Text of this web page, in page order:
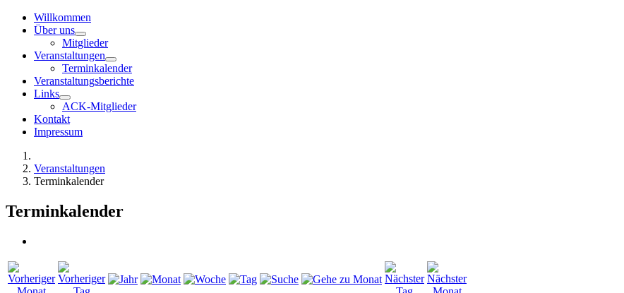
Willkommen
Über uns
Mitglieder
Veranstaltungen
Terminkalender
Veranstaltungsberichte
Links
ACK-Mitglieder
Kontakt
Impressum
Veranstaltungen
Terminkalender
Terminkalender